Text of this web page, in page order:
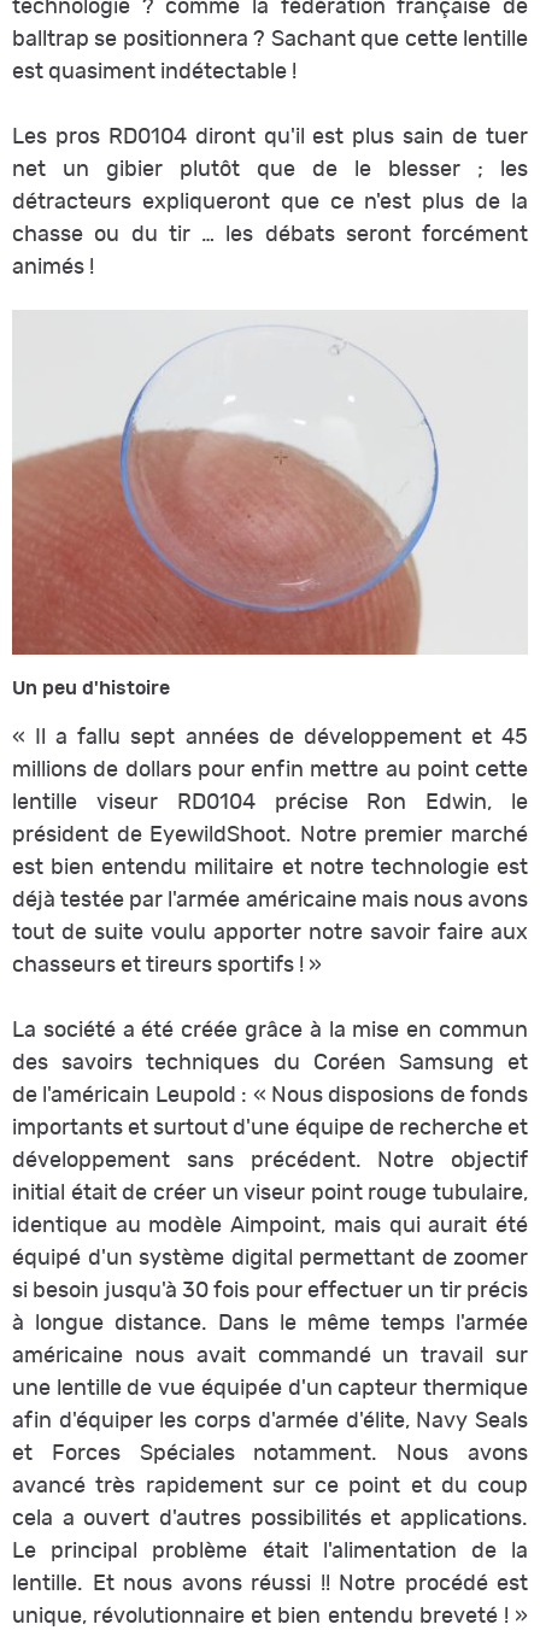
technologie ? comme la fédération française de
balltrap se positionnera ? Sachant que cette lentille
est quasiment indétectable !
Les pros RD0104 diront qu'il est plus sain de tuer
net un gibier plutôt que de le blesser ; les
détracteurs expliqueront que ce n'est plus de la
chasse ou du tir … les débats seront forcément
animés !
Un peu d'histoire
«
Il a fallu sept années de développement et 45
millions de dollars pour enfin mettre au point cette
lentille viseur RD0104 précise Ron Edwin, le
président de EyewildShoot. Notre premier marché
est bien entendu militaire et notre technologie est
déjà testée par l'armée américaine mais nous avons
tout de suite voulu apporter notre savoir faire aux
chasseurs et tireurs sportifs ! »
La société a été créée grâce à la mise en commun
des savoirs techniques du Coréen Samsung et
de l'américain Leupold : « Nous disposions de fonds
importants et surtout d'une équipe de recherche et
développement sans précédent. Notre objectif
initial était de créer un viseur point rouge tubulaire,
identique au modèle Aimpoint, mais qui aurait été
équipé d'un système digital permettant de zoomer
si besoin jusqu'à 30 fois pour effectuer un tir précis
à longue distance. Dans le même temps l'armée
américaine nous avait commandé un travail sur
une lentille de vue équipée d'un capteur thermique
afin d'équiper les corps d'armée d'élite, Navy Seals
et Forces Spéciales notamment. Nous avons
avancé très rapidement sur ce point et du coup
cela a ouvert d'autres possibilités et applications.
Le principal problème était l'alimentation de la
lentille. Et nous avons réussi !! Notre procédé est
unique, révolutionnaire et bien entendu breveté !»